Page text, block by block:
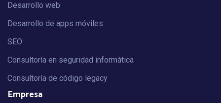
Desarrollo web
Desarrollo de apps móviles
SEO
Consultoría en seguridad informática
Consultoría de código legacy
Empresa